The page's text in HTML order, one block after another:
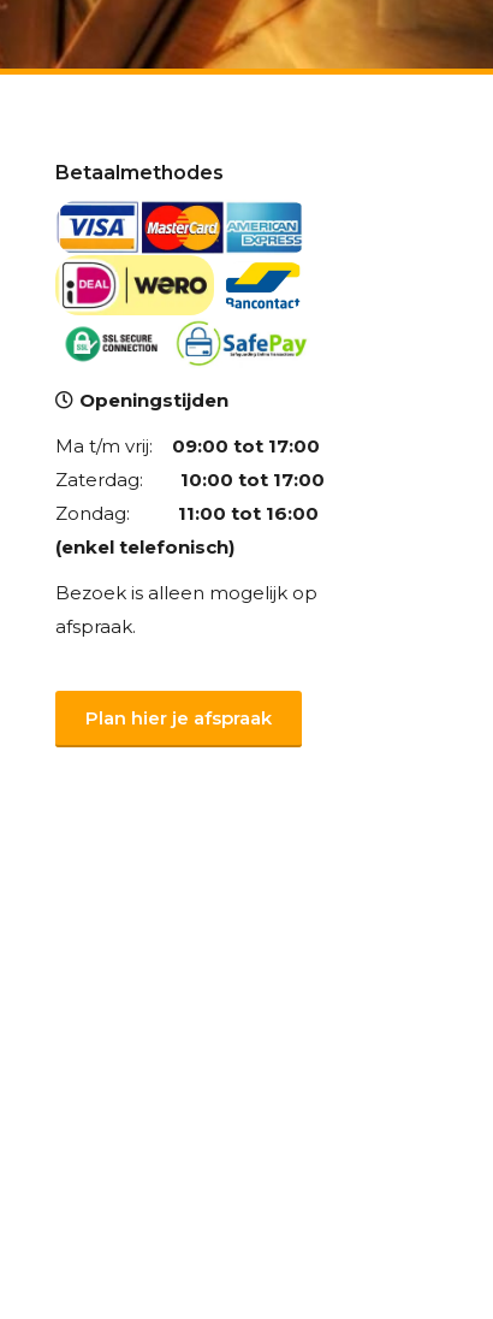
Betaalmethodes
Openingstijden
Ma t/m vrij: 09:00 tot 17:00
Zaterdag: 10:00 tot 17:00
Zondag: 11:00 tot 16:00
(enkel telefonisch)
Bezoek is alleen mogelijk op
afspraak.
Plan hier je afspraak